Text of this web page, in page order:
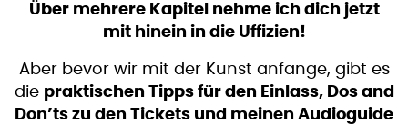
Über mehrere Kapitel nehme ich dich jetzt
mit hinein in die Uffizien!
Aber bevor wir mit der Kunst anfange, gibt es
die praktischen Tipps für den Einlass, Dos and
Don’ts zu den Tickets und meinen Audioguide